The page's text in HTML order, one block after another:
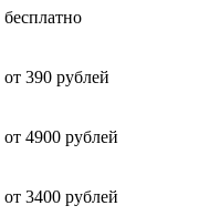
бесплатно
от 390 рублей
от 4900 рублей
от 3400 рублей